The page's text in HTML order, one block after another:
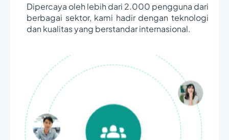
Dipercaya oleh lebih dari 2.000 pengguna dari
berbagai sektor, kami hadir dengan teknologi
dan kualitas yang berstandar internasional.